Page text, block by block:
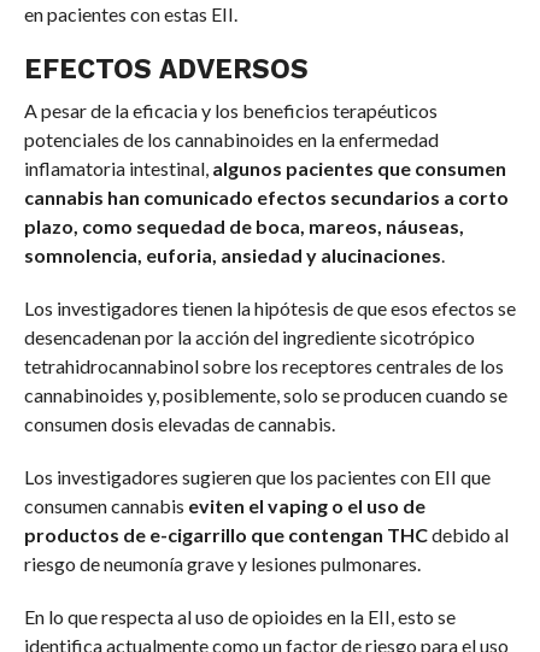
en pacientes con estas EII.
EFECTOS ADVERSOS
A pesar de la eficacia y los beneficios terapéuticos
potenciales de los cannabinoides en la enfermedad
inflamatoria intestinal, algunos pacientes que consumen
cannabis han comunicado efectos secundarios a corto
plazo, como sequedad de boca, mareos, náuseas,
somnolencia, euforia, ansiedad y alucinaciones
Los investigadores tienen la hipótesis de que esos efectos se
desencadenan por la acción del ingrediente sicotrópico
tetrahidrocannabinol sobre los receptores centrales de los
cannabinoides y, posiblemente, solo se producen cuando se
consumen dosis elevadas de cannabis.
Los investigadores sugieren que los pacientes con EII que
consumen cannabis eviten el vaping o el uso de
productos de e-cigarrillo que contengan THCdebido al
riesgo de neumonía grave y lesiones pulmonares.
En lo que respecta al uso de opioides en la EII, esto se
identifica actualmente como un factor de riesgo para el uso